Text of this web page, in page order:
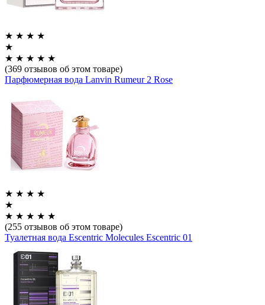
★ ★ ★ ★
★
★ ★ ★ ★ ★
(369 отзывов об этом товаре)
Парфюмерная вода Lanvin Rumeur 2 Rose
★ ★ ★ ★
★
★ ★ ★ ★ ★
(255 отзывов об этом товаре)
Туалетная вода Escentric Molecules Escentric 01